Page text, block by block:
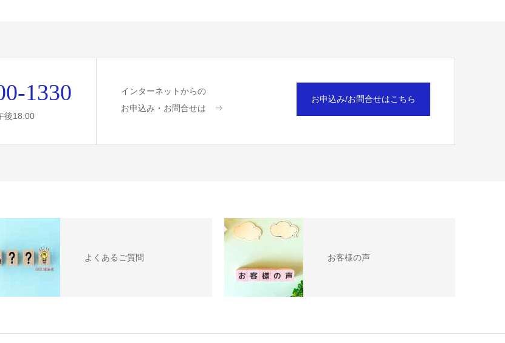
1330
後18:00
インターネットからの
お申込み・お問合せは ⇒
お申込み/お問合せはこちら
よくあるご質問 お客様の声